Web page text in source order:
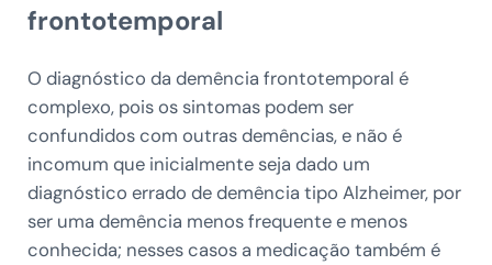
frontotemporal
O diagnóstico da demência frontotemporal é
complexo, pois os sintomas podem ser
confundidos com outras demências, e não é
incomum que inicialmente seja dado um
diagnóstico errado de demência tipo Alzheimer, por
ser uma demência menos frequente e menos
conhecida; nesses casos a medicação também é